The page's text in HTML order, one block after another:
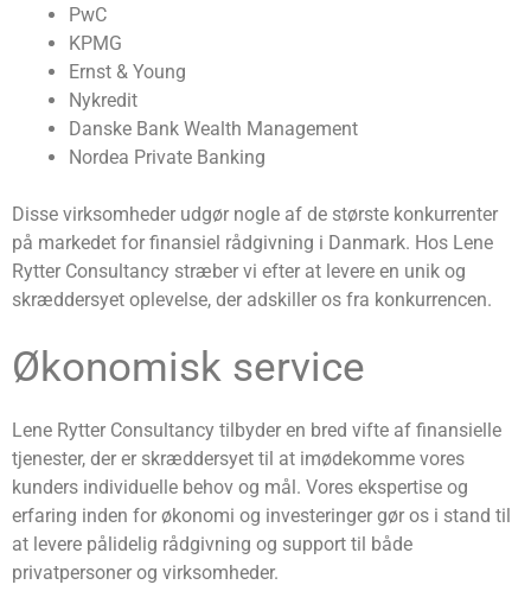
PwC
KPMG
Ernst & Young
Nykredit
Danske Bank Wealth Management
Nordea Private Banking
Disse virksomheder udgør nogle af de største konkurrenter
på markedet for finansiel rådgivning i Danmark. Hos Lene
Rytter Consultancy stræber vi efter at levere en unik og
skræddersyet oplevelse, der adskiller os fra konkurrencen.
Økonomisk service
Lene Rytter Consultancy tilbyder en bred vifte af finansielle
tjenester, der er skræddersyet til at imødekomme vores
kunders individuelle behov og mål. Vores ekspertise og
erfaring inden for økonomi og investeringer gør os i stand til
at levere pålidelig rådgivning og support til både
privatpersoner og virksomheder.